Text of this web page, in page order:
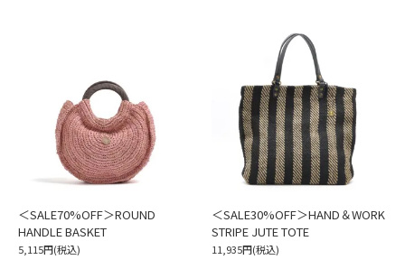
＜SALE70%OFF＞ROUND
HANDLE BASKET
5,115円(税込)
＜SALE30%OFF＞HAND＆WORK
STRIPE JUTE TOTE
11,935円(税込)